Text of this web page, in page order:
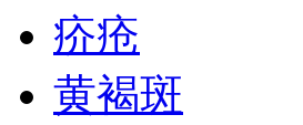
疥疮
黄褐斑